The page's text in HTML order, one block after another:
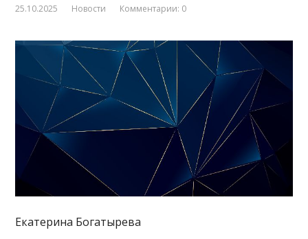
25.10.2025 Новости Комментарии: 0
Екатерина Богатырева